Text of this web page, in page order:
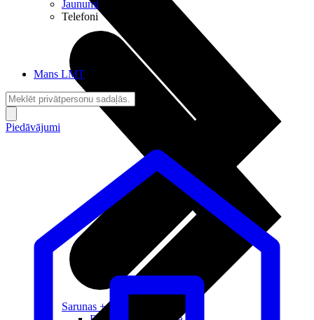
Sarunas + Internets
Jaunumi
Telefoni
Mans LMT
Piedāvājumi